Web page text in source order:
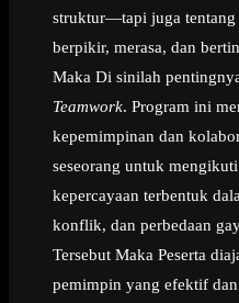
struktur—tapi juga tentang
berpikir, merasa, dan
Maka Di sinilah
Teamwork. Program ini
kepemimpinan dan
seseorang untuk
kepercayaan terbentuk
konflik, dan perbedaan
Tersebut Maka Peserta
pemimpin yang efektif